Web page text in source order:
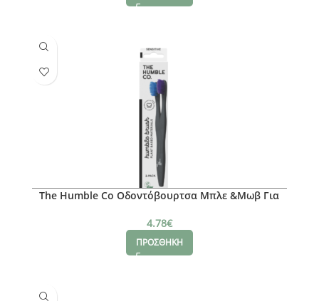
The Humble Co Οδοντόβουρτσα Μπλε &Μωβ Για
4.78€
ΠΡΟΣΘΗΚΗ